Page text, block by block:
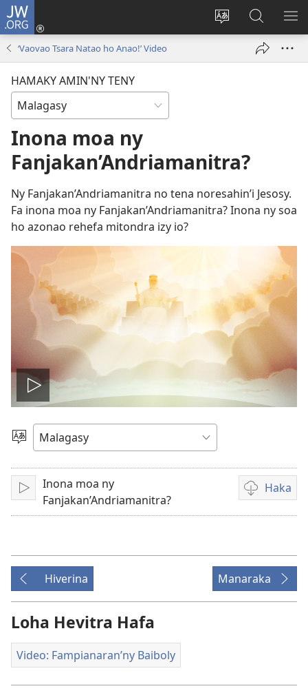
JW.ORG
Hiova
Hiditra
(manokatra
ato
Amin’ny
‘Vaovao Tsara Natao ho Anao!’ Video
HAMAKY AMIN'NY TENY
Inona moa ny
Fanjakan’Andriamanitra?
Ny Fanjakan’Andriamanitra no tena noresahin’i Jesosy.
Fa inona moa ny Fanjakan’Andriamanitra? Inona ny soa
ho azonao rehefa mitondra izy io?
Handefa
video
Hifidy
Fiteny
Handefa
Inona moa ny
Fanjakan’Andriamanitra?
Haka
Fandikana
video
Hiverina Manaraka
Loha Hevitra Hafa
Video: Fampianaran’ny Baiboly